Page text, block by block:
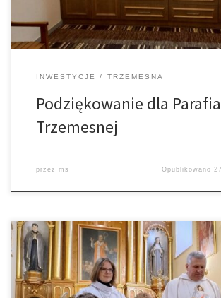
INWESTYCJE TRZEMESNA
Podziękowanie dla
Trzemesnej
przez ms Opublikowano
23 listopada przeżywaliśmy Uroczystość Jezusa